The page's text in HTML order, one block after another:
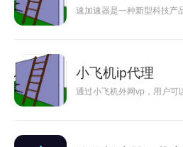
速加速器是一种新型科技产
小飞机ip代理
通过小飞机外网vp，用户可